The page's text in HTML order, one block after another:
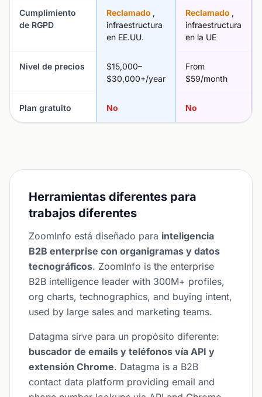
Cumplimiento
de RGPD
Reclamado ,
infraestructura
en EE.UU.
Reclamado ,
infraestructura
en la UE
Nivel de precios
$15,000–
$30,000+/year
From
$59/month
Plan gratuito No No
Herramientas diferentes para
trabajos diferentes
ZoomInfo está diseñado para inteligencia
B2B enterprise con organigramas y datos
tecnográficos. ZoomInfo is the enterprise
B2B intelligence leader with 300M+ profiles,
org charts, technographics, and buying intent,
used by large sales and marketing teams.
Datagma sirve para un propósito diferente:
buscador de emails y teléfonos vía API y
extensión Chrome. Datagma is a B2B
contact data platform providing email and